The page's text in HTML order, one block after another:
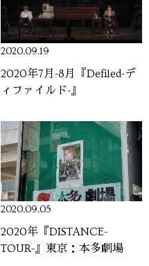
2020.09.19
2020年7月-8月『Defiled-デ
ィファイルド-』
2020.09.05
2020年『DISTANCE-
TOUR-』東京：本多劇場